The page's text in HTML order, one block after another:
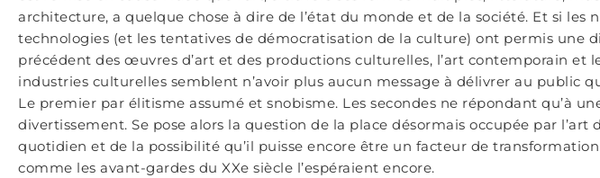
architecture, a quelque chose à dire de l’état du monde et de la société. Et si les
technologies (et les tentatives de démocratisation de la culture) ont permis une
précédent des œuvres d’art et des productions culturelles, l’art contemporain et
industries culturelles semblent n’avoir plus aucun message à délivrer au public
Le premier par élitisme assumé et snobisme. Les secondes ne répondant qu’à
divertissement. Se pose alors la question de la place désormais occupée par l’art
quotidien et de la possibilité qu’il puisse encore être un facteur de
comme les avant-gardes du XXe siècle l’espéraient encore.